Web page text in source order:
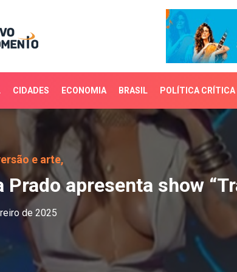
CIDADES ECONOMIA BRASIL POLÍTICA CRÍTICA
apresenta show
e arte,
Prado apresenta show
de 2025